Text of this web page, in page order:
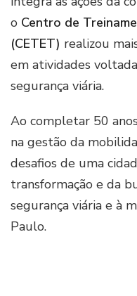
o Centro de
(CETET) realizou
em atividades
segurança viária.
Ao completar 50
na gestão da
desafios de uma
transformação e da
segurança viária e à
Paulo.